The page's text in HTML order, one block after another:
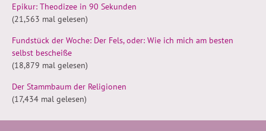
Epikur: Theodizee in 90 Sekunden
(21,563 mal gelesen)
Fundstück der Woche: Der Fels, oder: Wie ich mich am besten
selbst bescheiße
(18,879 mal gelesen)
Der Stammbaum der Religionen
(17,434 mal gelesen)